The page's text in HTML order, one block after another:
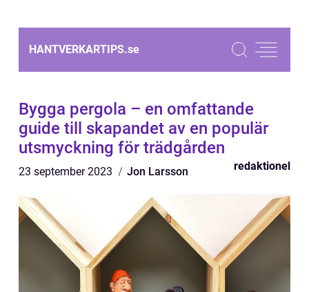
HANTVERKARTIPS.se
Bygga pergola – en omfattande
guide till skapandet av en populär
utsmyckning för trädgården
23 september 2023 Jon Larsson redaktionel